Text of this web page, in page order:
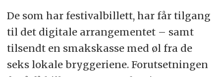
De som har festivalbillett, har får tilgang
til det digitale arrangementet – samt
tilsendt en smakskasse med øl fra de
seks lokale bryggeriene. Forutsetningen